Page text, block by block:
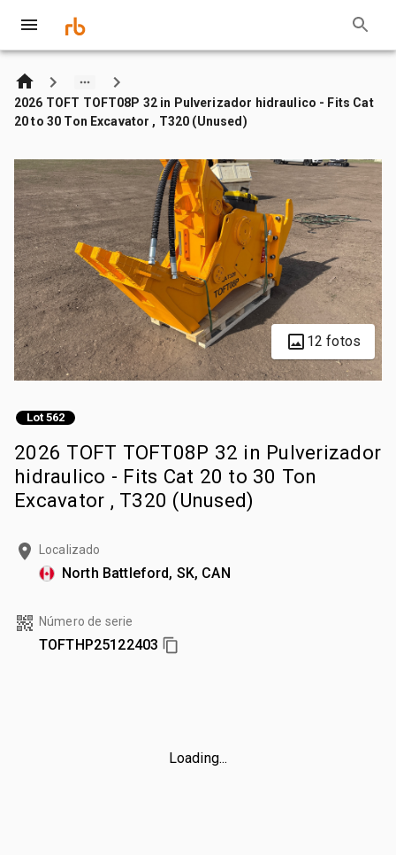
2026 TOFT TOFT08P 32 in Pulverizador hidraulico - Fits Cat
20 to 30 Ton Excavator , T320 (Unused)
12 fotos
Lot 562
2026 TOFT TOFT08P 32 in Pulverizador
hidraulico - Fits Cat 20 to 30 Ton
Excavator , T320 (Unused)
Localizado
North Battleford, SK, CAN
Número de serie
TOFTHP25122403
Loading...